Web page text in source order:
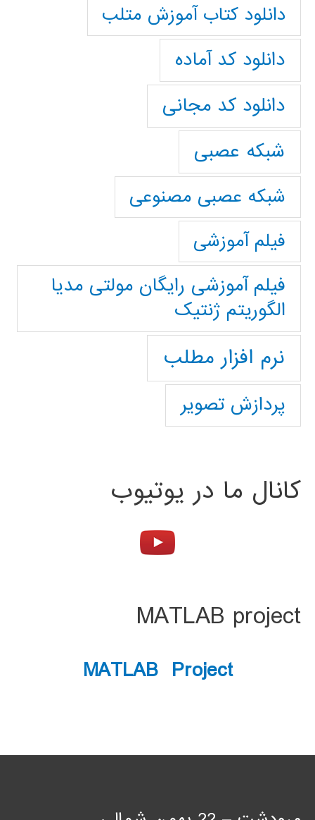
دانلود کتاب آموزش متلب
دانلود کد آماده
دانلود کد مجانی
شبکه عصبی
شبکه عصبی مصنوعی
فیلم آموزشی
فیلم آموزشی رایگان مولتی مدیا
الگوریتم ژنتیک
نرم افزار مطلب
پردازش تصویر
کانال ما در یوتیوب
MATLAB project
MATLAB Project